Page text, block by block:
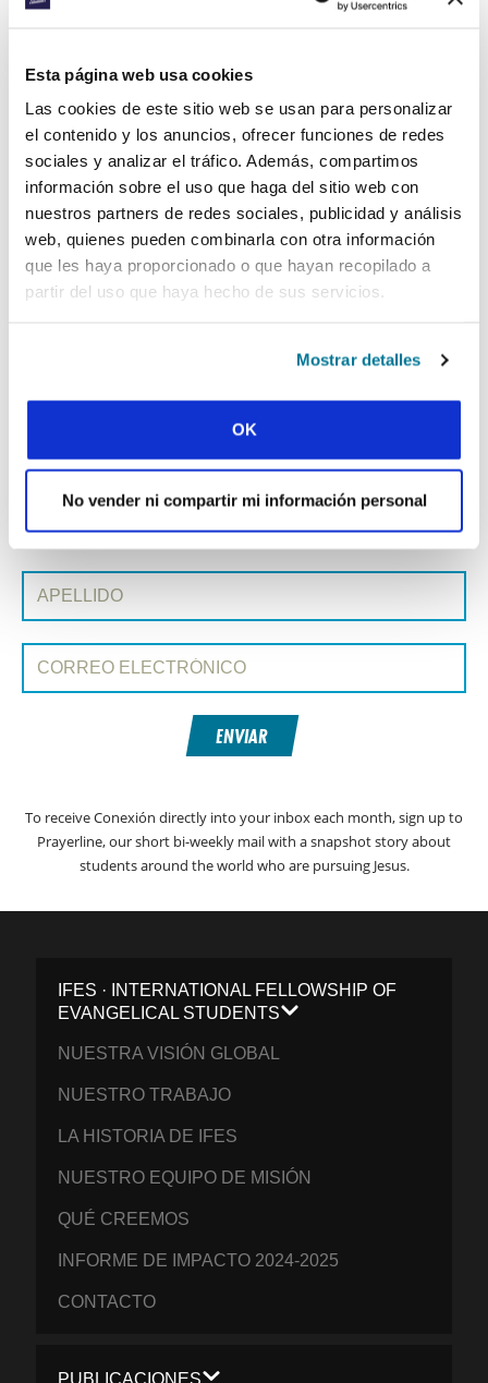
Esta página web usa cookies
Las cookies de este sitio web se usan para personalizar
el contenido y los anuncios, ofrecer funciones de redes
sociales y analizar el tráfico. Además, compartimos
información sobre el uso que haga del sitio web con
nuestros partners de redes sociales, publicidad y análisis
web, quienes pueden combinarla con otra información
que les haya proporcionado o que hayan recopilado a
partir del uso que haya hecho de sus servicios.
Mostrar detalles
OK
No vender ni compartir mi información personal
CONEXIÓN
DIOS ES EL GUIONISTA
SIGN UP TO CONEXIÓN WITH PRAYERLINE
Nombre de pila:
Apellido:
Correo electrónico:
ENVIAR
To receive Conexión directly into your inbox each month, sign up to
Prayerline, our short bi-weekly mail with a snapshot story about
students around the world who are pursuing Jesus.
IFES · INTERNATIONAL FELLOWSHIP OF
EVANGELICAL STUDENTS
NUESTRA VISIÓN GLOBAL
NUESTRO TRABAJO
LA HISTORIA DE IFES
NUESTRO EQUIPO DE MISIÓN
QUÉ CREEMOS
INFORME DE IMPACTO 2024-2025
CONTACTO